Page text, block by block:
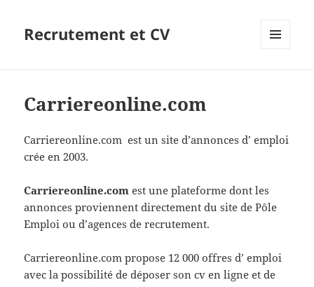
Recrutement et CV
Carriereonline.com
Carriereonline.com est un site d’annonces d’ emploi
crée en 2003.
Carriereonline.com est une plateforme dont les
annonces proviennent directement du site de Pôle
Emploi ou d’agences de recrutement.
Carriereonline.com propose 12 000 offres d’ emploi
avec la possibilité de déposer son cv en ligne et de